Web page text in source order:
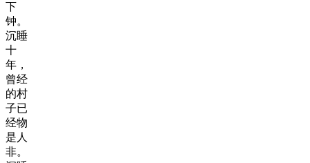
下
钟。
沉睡
十
年，
曾经
的村
子已
经物
是人
非。